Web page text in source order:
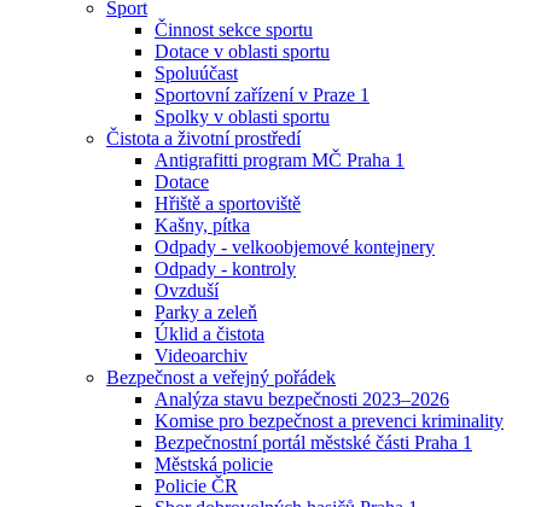
Sport
Činnost sekce sportu
Dotace v oblasti sportu
Spoluúčast
Sportovní zařízení v Praze 1
Spolky v oblasti sportu
Čistota a životní prostředí
Antigrafitti program MČ Praha 1
Dotace
Hřiště a sportoviště
Kašny, pítka
Odpady - velkoobjemové kontejnery
Odpady - kontroly
Ovzduší
Parky a zeleň
Úklid a čistota
Videoarchiv
Bezpečnost a veřejný pořádek
Analýza stavu bezpečnosti 2023–2026
Komise pro bezpečnost a prevenci kriminality
Bezpečnostní portál městské části Praha 1
Městská policie
Policie ČR